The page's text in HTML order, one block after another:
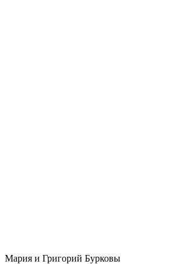
Мария и Григорий Бурковы